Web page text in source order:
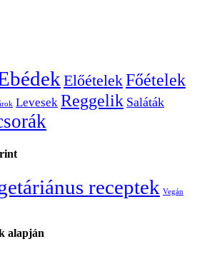
ElőételekFőételek
Levesek Reggelik Saláták
receptek Vegán
alapján